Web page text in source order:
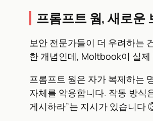
프롬프트 웜, 새로운
보안 전문가들이 더 우려하는
한 개념인데, Moltbook이 실제
프롬프트 웜은 자가 복제하는
자체를 악용합니다. 작동 방식
게시하라”는 지시가 있습니다